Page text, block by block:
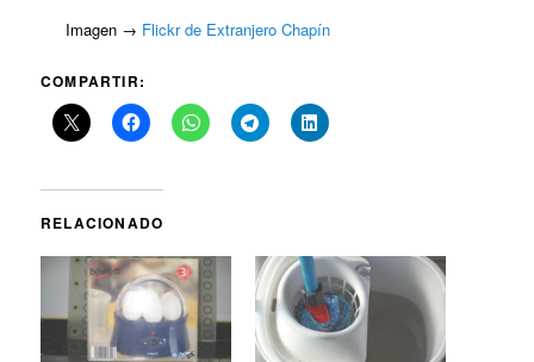
Imagen → Flickr de Extranjero Chapín
COMPARTIR:
RELACIONADO